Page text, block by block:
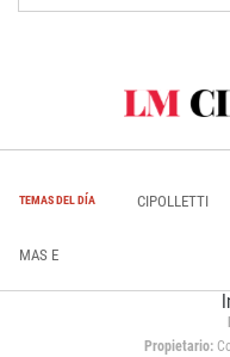
TEMAS DEL DÍA CIPOLLETTI
MAS E
Propietario: